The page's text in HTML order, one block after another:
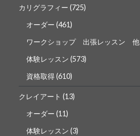
カリグラフィー (725)
オーダー (461)
ワークショップ 出張レッスン 他
体験レッスン (573)
資格取得(610)
クレイアート (13)
オーダー (11)
体験レッスン (3)